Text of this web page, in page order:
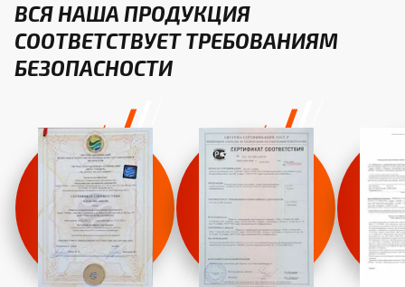
ВСЯ НАША ПРОДУКЦИЯ
СООТВЕТСТВУЕТ ТРЕБОВАНИЯМ
БЕЗОПАСНОСТИ